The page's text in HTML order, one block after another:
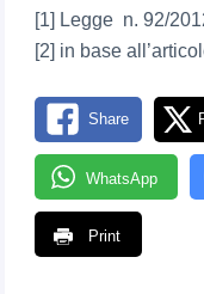
[1] Legge n. 92/
[2] in base
Share
WhatsApp
Print